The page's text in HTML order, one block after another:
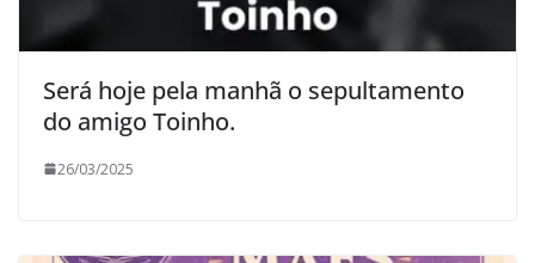
Será hoje pela manhã o sepultamento
do amigo Toinho.
26/03/2025